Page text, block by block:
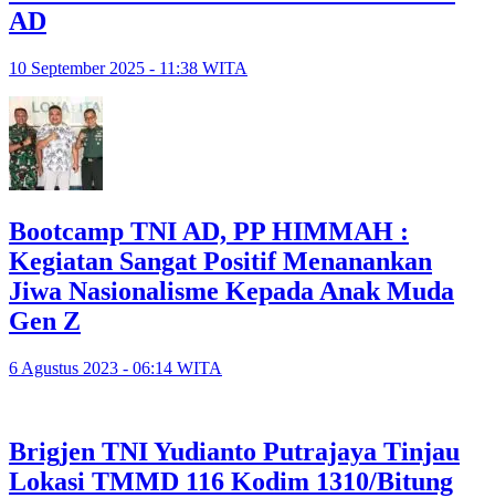
AD
10 September 2025 - 11:38 WITA
Bootcamp TNI AD, PP HIMMAH :
Kegiatan Sangat Positif Menanankan
Jiwa Nasionalisme Kepada Anak Muda
Gen Z
6 Agustus 2023 - 06:14 WITA
Brigjen TNI Yudianto Putrajaya Tinjau
Lokasi TMMD 116 Kodim 1310/Bitung